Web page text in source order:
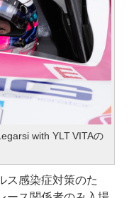
with YLT VITAの
ス感染症対策のた